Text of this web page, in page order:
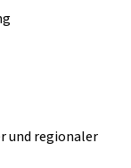
und regionaler